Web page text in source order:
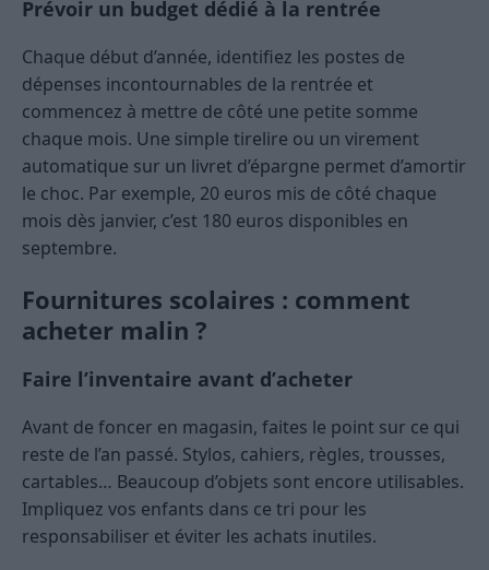
Prévoir un budget dédié à la rentrée
Chaque début d’année, identifiez les postes de
dépenses incontournables de la rentrée et
commencez à mettre de côté une petite somme
chaque mois. Une simple tirelire ou un virement
automatique sur un livret d’épargne permet d’amortir
le choc. Par exemple, 20 euros mis de côté chaque
mois dès janvier, c’est 180 euros disponibles en
septembre.
Fournitures scolaires : comment
acheter malin ?
Faire l’inventaire avant d’acheter
Avant de foncer en magasin, faites le point sur ce qui
reste de l’an passé. Stylos, cahiers, règles, trousses,
cartables… Beaucoup d’objets sont encore utilisables.
Impliquez vos enfants dans ce tri pour les
responsabiliser et éviter les achats inutiles.